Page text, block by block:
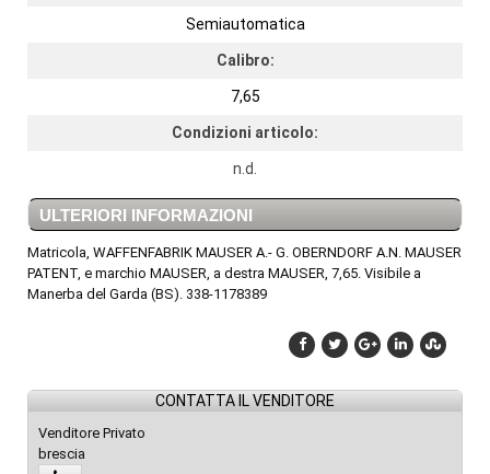
Semiautomatica
Calibro:
7,65
Condizioni articolo:
n.d.
ULTERIORI INFORMAZIONI
Matricola, WAFFENFABRIK MAUSER A.- G. OBERNDORF A.N. MAUSER
PATENT, e marchio MAUSER, a destra MAUSER, 7,65. Visibile a
Manerba del Garda (BS). 338-1178389
CONTATTA IL VENDITORE
Venditore Privato
brescia